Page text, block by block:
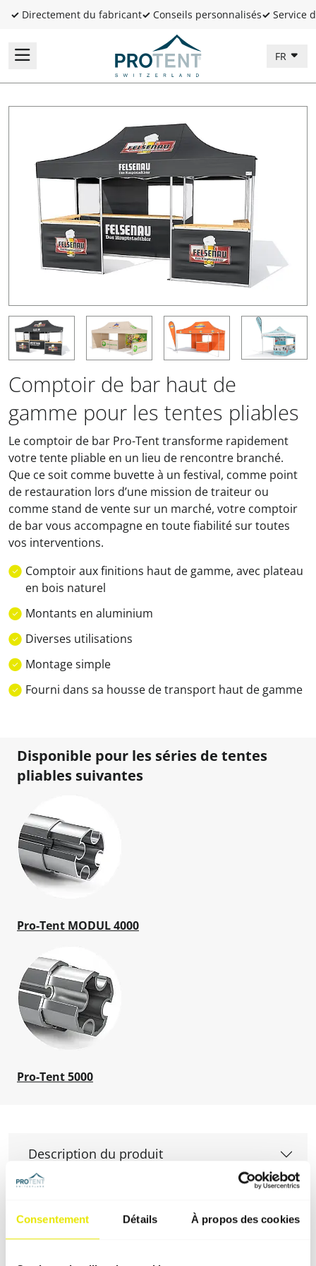
Consentement Détails À propos des cookies
✓ Directement du fabricant✓ Conseils personnalisés✓ Service
FR
Comptoir de bar haut de
gamme pour les tentes pliables
Le comptoir de bar Pro-Tent transforme rapidement
votre tente pliable en un lieu de rencontre branché.
Que ce soit comme buvette à un festival, comme point
de restauration lors d’une mission de traiteur ou
comme stand de vente sur un marché, votre comptoir
de bar vous accompagne en toute fiabilité sur toutes
vos interventions.
Comptoir aux finitions haut de gamme, avec plateau
en bois naturel
Montants en aluminium
Diverses utilisations
Montage simple
Fourni dans sa housse de transport haut de gamme
Disponible pour les séries de tentes
pliables suivantes
Pro-Tent MODUL 4000
Pro-Tent 5000
Description du produit